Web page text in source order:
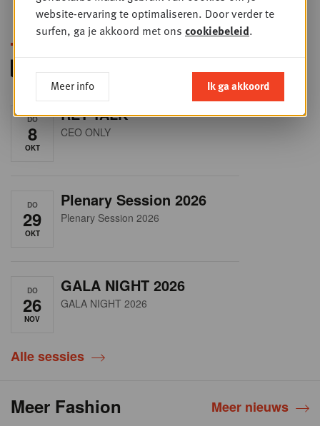
DO
8
OKT
RET-TALK
CEO ONLY
DO
29
OKT
Plenary Session 2026
Plenary Session 2026
DO
26
NOV
GALA NIGHT 2026
GALA NIGHT 2026
Alle sessies
Meer Fashion Meer nieuws
website-ervaring te optimaliseren. Door verder te
surfen, ga je akkoord met ons cookiebeleid.
Meer info Ik ga akkoord